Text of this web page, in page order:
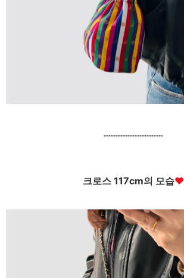
-------------------------
크로스 117cm의 모습♥